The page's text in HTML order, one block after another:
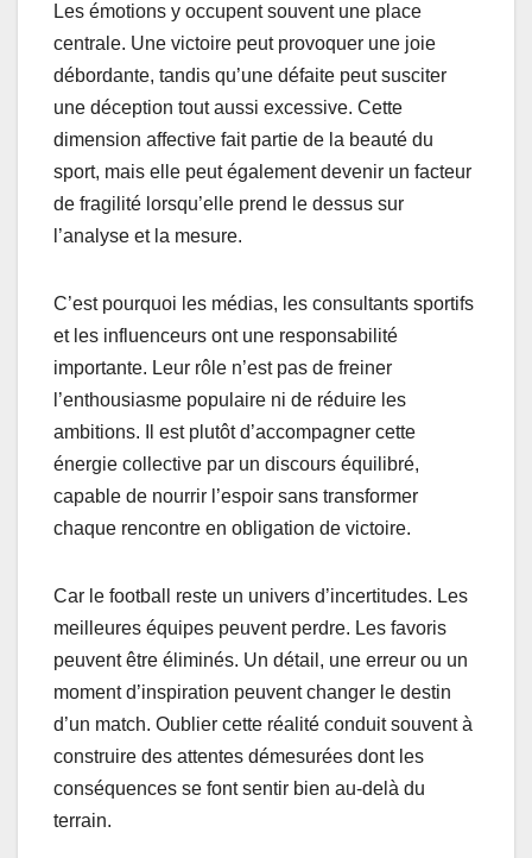
Les émotions y occupent souvent une place
centrale. Une victoire peut provoquer une joie
débordante, tandis qu’une défaite peut susciter
une déception tout aussi excessive. Cette
dimension affective fait partie de la beauté du
sport, mais elle peut également devenir un facteur
de fragilité lorsqu’elle prend le dessus sur
l’analyse et la mesure.
C’est pourquoi les médias, les consultants sportifs
et les influenceurs ont une responsabilité
importante. Leur rôle n’est pas de freiner
l’enthousiasme populaire ni de réduire les
ambitions. Il est plutôt d’accompagner cette
énergie collective par un discours équilibré,
capable de nourrir l’espoir sans transformer
chaque rencontre en obligation de victoire.
Car le football reste un univers d’incertitudes. Les
meilleures équipes peuvent perdre. Les favoris
peuvent être éliminés. Un détail, une erreur ou un
moment d’inspiration peuvent changer le destin
d’un match. Oublier cette réalité conduit souvent à
construire des attentes démesurées dont les
conséquences se font sentir bien au-delà du
terrain.